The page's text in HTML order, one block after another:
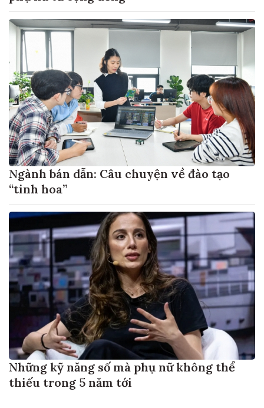
Ngành bán dẫn: Câu chuyện về đào tạo
“tinh hoa”
Những kỹ năng số mà phụ nữ không thể
thiếu trong 5 năm tới